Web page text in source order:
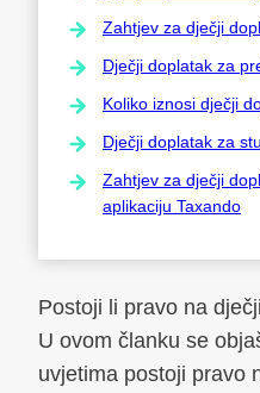
Zahtjev za dječji
Dječji doplatak za
Koliko iznosi dječji
Dječji doplatak za
Zahtjev za dječji
aplikaciju Taxando
Postoji li pravo na
U ovom članku se
uvjetima postoji pravo